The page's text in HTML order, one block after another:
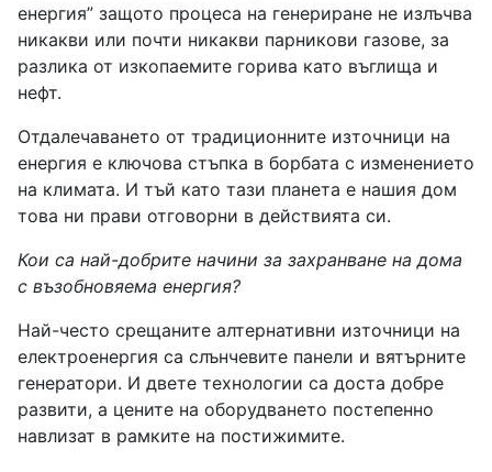
енергия” защото процеса на генериране не излъчва
никакви или почти никакви парникови газове, за
разлика от изкопаемите горива като въглища и
нефт.
Отдалечаването от традиционните източници на
енергия е ключова стъпка в борбата с изменението
на климата. И тъй като тази планета е нашия дом
това ни прави отговорни в действията си.
Кои са най-добрите начини за захранване на дома
с възобновяема енергия?
Най-често срещаните алтернативни източници на
електроенергия са слънчевите панели и вятърните
генератори. И двете технологии са доста добре
развити, а цените на оборудването постепенно
навлизат в рамките на постижимите.